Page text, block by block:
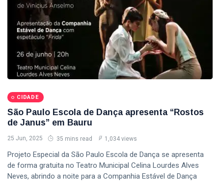
CIDADE
São Paulo Escola de Dança apresenta “Rostos
de Janus” em Bauru
25 Jun, 2025 35 mins read 1,034 views
Projeto Especial da São Paulo Escola de Dança se apresenta
de forma gratuita no Teatro Municipal Celina Lourdes Alves
Neves, abrindo a noite para a Companhia Estável de Dança